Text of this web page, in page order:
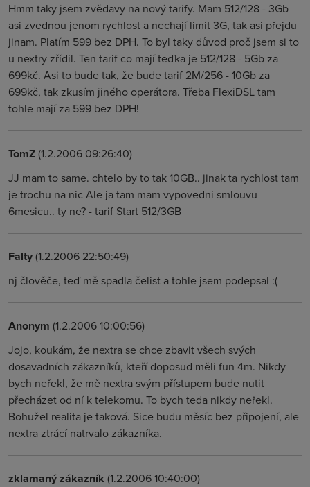
Hmm taky jsem zvědavy na nový tarify. Mam 512/128 - 3Gb
asi zvednou jenom rychlost a nechají limit 3G, tak asi přejdu
jinam. Platím 599 bez DPH. To byl taky důvod proč jsem si to
u nextry zřídil. Ten tarif co mají teďka je 512/128 - 5Gb za
699kč. Asi to bude tak, že bude tarif 2M/256 - 10Gb za
699kč, tak zkusím jiného operátora. Třeba FlexiDSL tam
tohle mají za 599 bez DPH!
TomZ(1.2.2006 09:26:40)
JJ mam to same. chtelo by to tak 10GB.. jinak ta rychlost tam
je trochu na nic Ale ja tam mam vypovedni smlouvu
6mesicu.. ty ne? - tarif Start 512/3GB
Falty(1.2.2006 22:50:49)
nj člověče, teď mě spadla čelist a tohle jsem podepsal :(
Anonym (1.2.2006 10:00:56)
Jojo, koukám, že nextra se chce zbavit všech svých
dosavadních zákazníků, kteří doposud měli fun 4m. Nikdy
bych neřekl, že mě nextra svým přístupem bude nutit
přecházet od ní k telekomu. To bych teda nikdy neřekl.
Bohužel realita je taková. Sice budu měsíc bez připojení, ale
nextra ztrácí natrvalo zákazníka.
zklamaný zákazník (1.2.2006 10:40:00)